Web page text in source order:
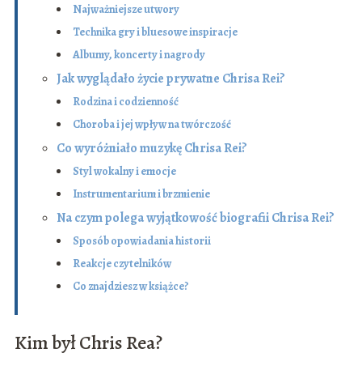
Najważniejsze utwory
Technika gry i bluesowe inspiracje
Albumy, koncerty i nagrody
Jak wyglądało życie prywatne Chrisa Rei?
Rodzina i codzienność
Choroba i jej wpływ na twórczość
Co wyróżniało muzykę Chrisa Rei?
Styl wokalny i emocje
Instrumentarium i brzmienie
Na czym polega wyjątkowość biografii Chrisa Rei?
Sposób opowiadania historii
Reakcje czytelników
Co znajdziesz w książce?
Kim był Chris Rea?